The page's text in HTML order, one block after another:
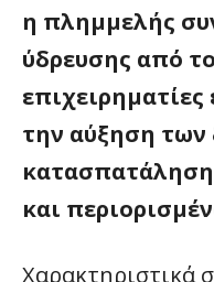
η πλημμελής
ύδρευσης από
την αύξηση των
και
Χαρακτηριστικά